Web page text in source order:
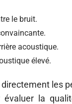
le bruit.
acoustique.
élevé.
les
la